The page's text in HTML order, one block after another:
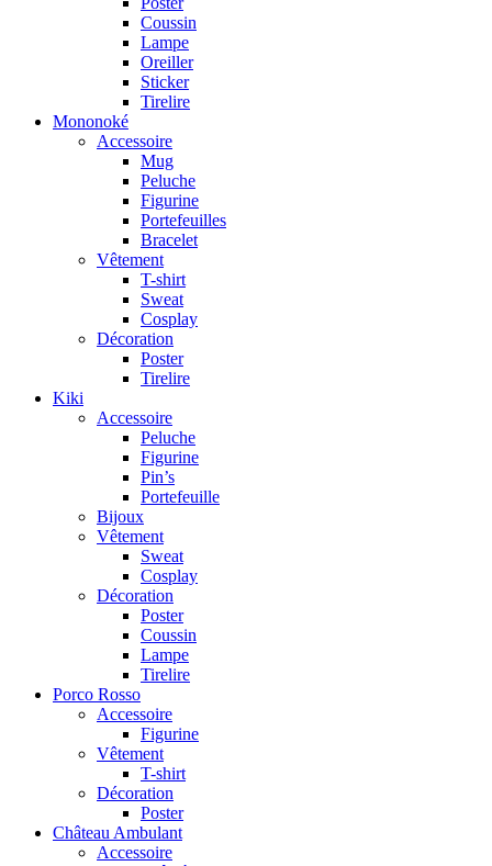
Coussin
Lampe
Oreiller
Sticker
Tirelire
Mononoké
Accessoire
Mug
Peluche
Figurine
Portefeuilles
Bracelet
Vêtement
T-shirt
Sweat
Cosplay
Décoration
Poster
Tirelire
Kiki
Accessoire
Peluche
Figurine
Pin’s
Portefeuille
Bijoux
Vêtement
Sweat
Cosplay
Décoration
Poster
Coussin
Lampe
Tirelire
Porco Rosso
Accessoire
Figurine
Vêtement
T-shirt
Décoration
Poster
Château Ambulant
Accessoire